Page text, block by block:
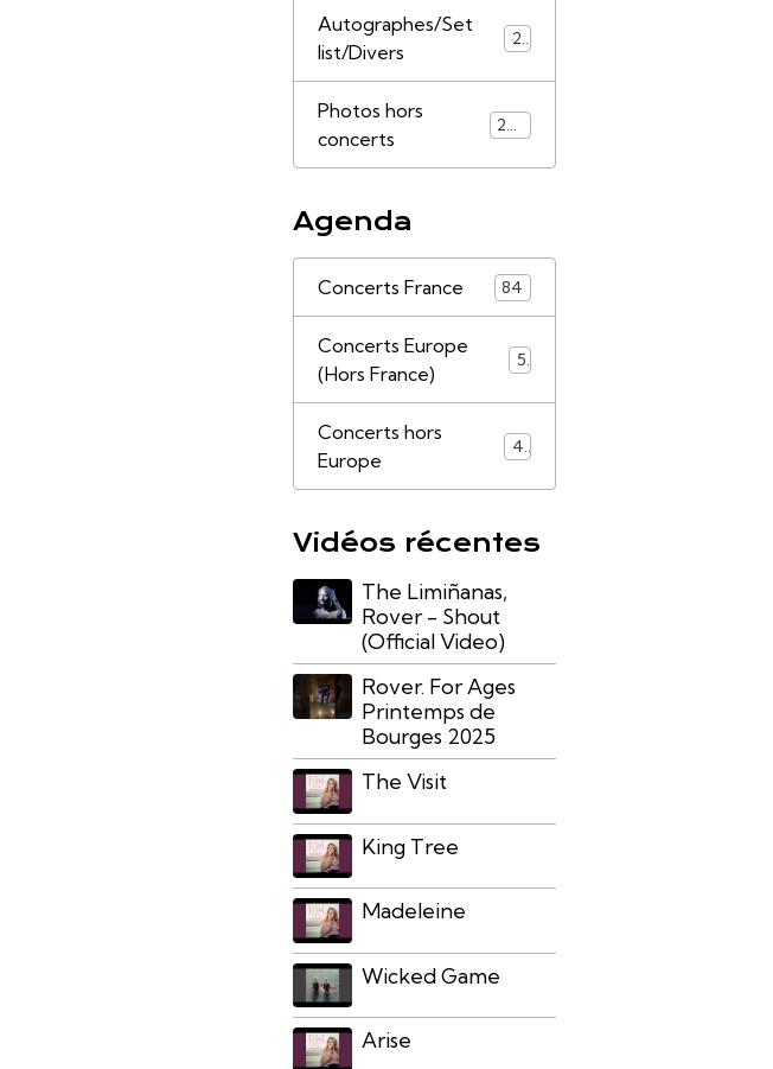
Autographes/Set
list/Divers
21
Photos hors
concerts
253
Agenda
Concerts France 84
Concerts Europe
(Hors France)
5
Concerts hors
Europe
4
Vidéos récentes
The Limiñanas,
Rover - Shout
(Official Video)
Rover. For Ages
Printemps de
Bourges 2025
The Visit
King Tree
Madeleine
Wicked Game
Arise